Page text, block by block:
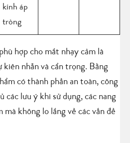
kính áp
tròng
hợp cho mắt nhạy cảm là
nhẫn và cẩn trọng. Bằng
có thành phần an toàn, công
các lưu ý khi sử dụng, các nang
không lo lắng về các vấn đề